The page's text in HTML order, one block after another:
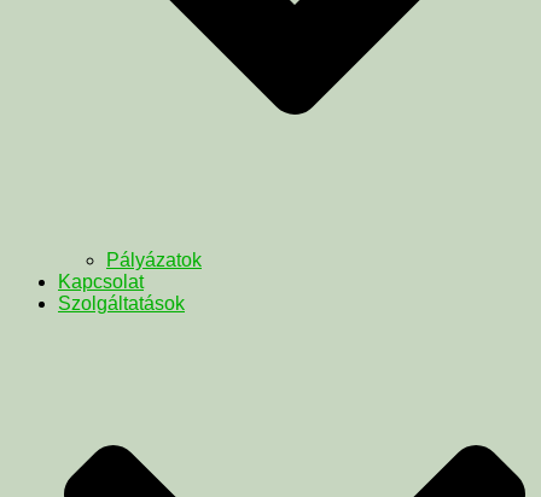
Pályázatok
Kapcsolat
Szolgáltatások